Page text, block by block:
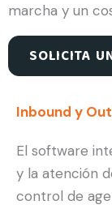
marcha y un
SOLICITA
Inbound y
El software
y la atención
control de